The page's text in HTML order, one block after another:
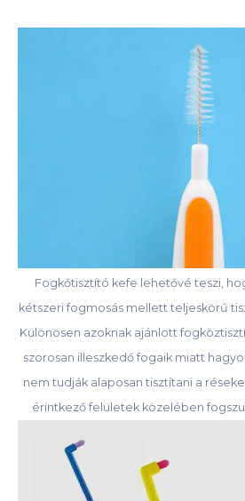
Fogkőtisztító kefe lehetővé teszi,
kétszeri fogmosás mellett teljeskörű
Különösen azoknak ajánlott
szorosan illeszkedő fogaik miatt
nem tudják alaposan tisztítani a
érintkező felületek közelében